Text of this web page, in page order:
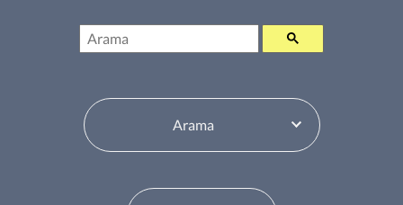
Arama
İçindekiler Tablosu Değiştiricisi